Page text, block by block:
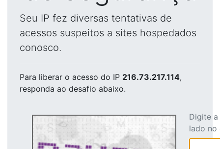
Seu IP fez diversas tentativas de
acessos suspeitos a sites hospedados
conosco.
Para liberar o acesso do IP 216.73.217.114,
responda ao desafio abaixo.
Digite
lado no